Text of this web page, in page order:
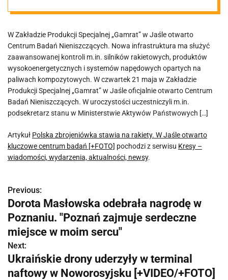
otwarto
kluczowe
centrum badań
[+FOTO]
W Zakładzie Produkcji Specjalnej „Gamrat” w Jaśle otwarto
Centrum Badań Nieniszczących. Nowa infrastruktura ma służyć
zaawansowanej kontroli m.in. silników rakietowych, produktów
wysokoenergetycznych i systemów napędowych opartych na
paliwach kompozytowych. W czwartek 21 maja w Zakładzie
Produkcji Specjalnej „Gamrat” w Jaśle oficjalnie otwarto Centrum
Badań Nieniszczących. W uroczystości uczestniczyli m.in.
podsekretarz stanu w Ministerstwie Aktywów Państwowych […]
Artykuł Polska zbrojeniówka stawia na rakiety. W Jaśle otwarto
kluczowe centrum badań [+FOTO] pochodzi z serwisu Kresy –
wiadomości, wydarzenia, aktualności, newsy.
N
a
w
i
g
Previous:
Dorota Masłowska odebrała nagrodę w
Poznaniu. "Poznań zajmuje serdeczne
miejsce w moim sercu"
Next:
Ukraińskie drony uderzyły w terminal
naftowy w Noworosyjsku [+VIDEO/+FOTO]